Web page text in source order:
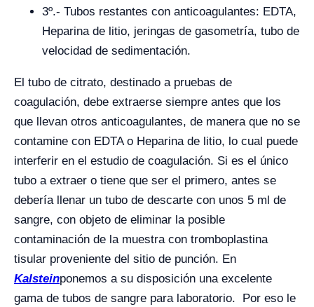
3º.- Tubos restantes con anticoagulantes: EDTA,
Heparina de litio, jeringas de gasometría, tubo de
velocidad de sedimentación.
El tubo de citrato, destinado a pruebas de
coagulación, debe extraerse siempre antes que los
que llevan otros anticoagulantes, de manera que no se
contamine con EDTA o Heparina de litio, lo cual puede
interferir en el estudio de coagulación. Si es el único
tubo a extraer o tiene que ser el primero, antes se
debería llenar un tubo de descarte con unos 5 ml de
sangre, con objeto de eliminar la posible
contaminación de la muestra con tromboplastina
tisular proveniente del sitio de punción. En
Kalsteinponemos a su disposición una excelente
gama de tubos de sangre para laboratorio. Por eso le